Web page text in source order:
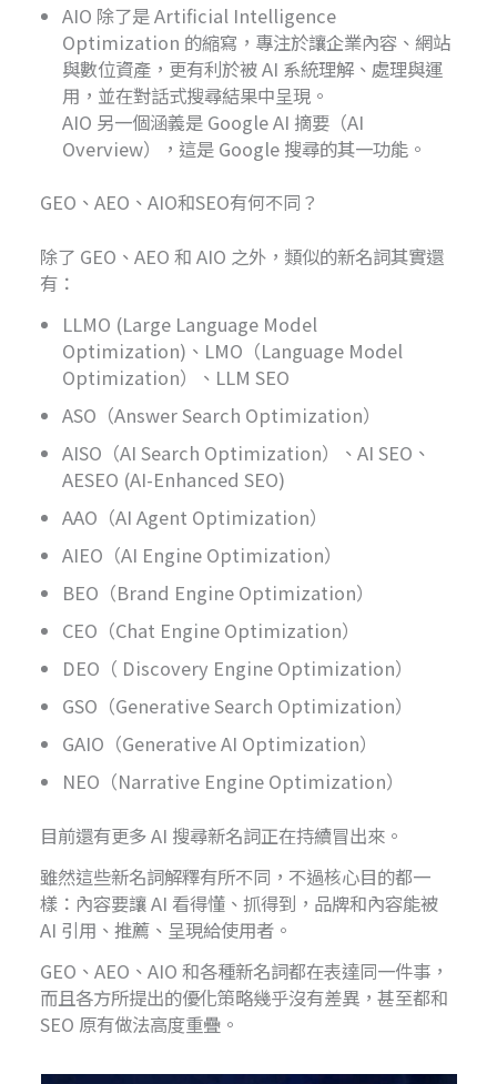
AIO 除了是 Artificial Intelligence
Optimization 的縮寫，專注於讓企業內容、網站
與數位資產，更有利於被 AI 系統理解、處理與運
用，並在對話式搜尋結果中呈現。
AIO 另一個涵義是 Google AI 摘要（AI
Overview），這是 Google 搜尋的其一功能。
GEO、AEO、AIO和SEO有何不同？
除了 GEO、AEO 和 AIO 之外，類似的新名詞其實還
有：
LLMO (Large Language Model
Optimization)、LMO（Language Model
Optimization）、LLM SEO
ASO（Answer Search Optimization）
AISO（AI Search Optimization）、AI SEO、
AESEO (AI-Enhanced SEO)
AAO（AI Agent Optimization）
AIEO（AI Engine Optimization） ​
BEO（Brand Engine Optimization）
CEO（Chat Engine Optimization）
DEO（ Discovery Engine Optimization）
GSO（Generative Search Optimization）
GAIO（Generative AI Optimization）
​NEO（Narrative Engine Optimization）
目前還有更多 AI 搜尋新名詞正在持續冒出來。
雖然這些新名詞解釋有所不同，不過核心目的都一
樣：內容要讓 AI 看得懂、抓得到，品牌和內容能被
AI 引用、推薦、呈現給使用者。
GEO、AEO、AIO 和各種新名詞都在表達同一件事，
而且各方所提出的優化策略幾乎沒有差異，甚至都和
SEO 原有做法高度重疊。